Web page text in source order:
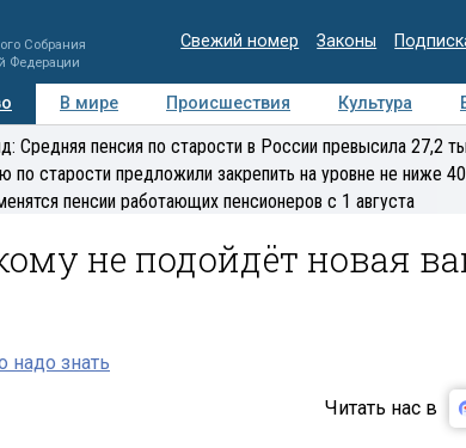
Собрания
Федерации
Свежий номер Законы
В мире Происшествия Культура
Регионы Медиацентр Интервью
Средняя пенсия по старости в России превысила 27,2
по старости предложили закрепить на уровне не ниже
пенсии работающих пенсионеров с 1 августа
не подойдёт новая
надо знать
Читать нас в